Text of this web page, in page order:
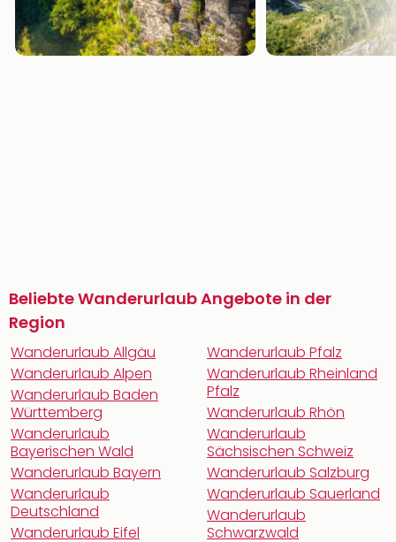
Beliebte Wanderurlaub Angebote in der
Region
Wanderurlaub Allgäu
Wanderurlaub Alpen
Wanderurlaub Baden
Württemberg
Wanderurlaub
Bayerischen Wald
Wanderurlaub Bayern
Wanderurlaub
Deutschland
Wanderurlaub Eifel
Wanderurlaub Pfalz
Wanderurlaub Rheinland
Pfalz
Wanderurlaub Rhön
Wanderurlaub
Sächsischen Schweiz
Wanderurlaub Salzburg
Wanderurlaub Sauerland
Wanderurlaub
Schwarzwald